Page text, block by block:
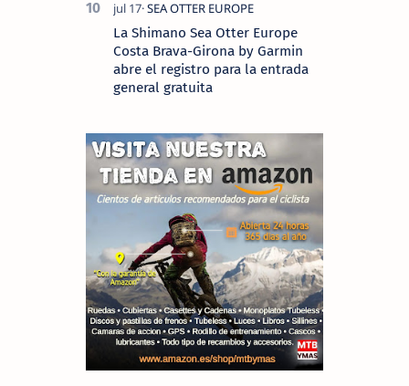
La Shimano Sea Otter Europe
Costa Brava-Girona by Garmin
abre el registro para la entrada
general gratuita